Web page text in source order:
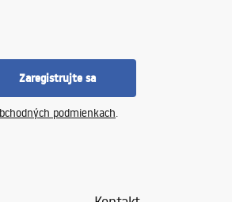
Zaregistrujte sa
podmienkach.